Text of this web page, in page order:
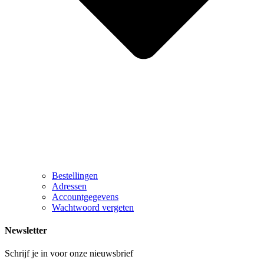
Bestellingen
Adressen
Accountgegevens
Wachtwoord vergeten
Newsletter
Schrijf je in voor onze nieuwsbrief